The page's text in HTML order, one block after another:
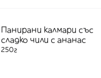
Панирани калмари със
сладко чили с ананас
250г